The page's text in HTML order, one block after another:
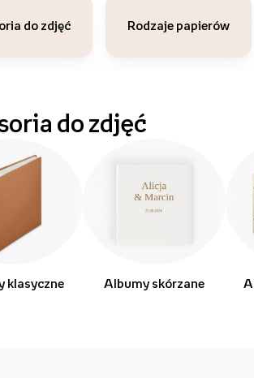
do zdjęć Rodzaje papierów
do zdjęć
klasyczne Albumy skórzane